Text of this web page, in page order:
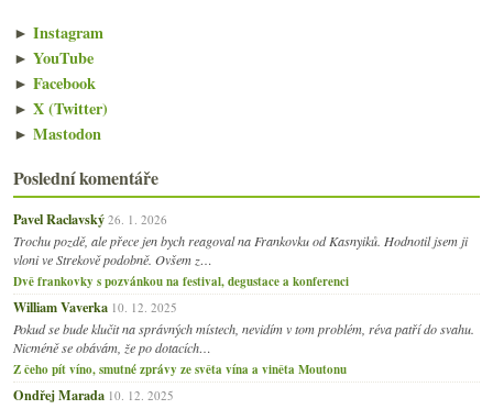
► Instagram
► YouTube
► Facebook
► X (Twitter)
► Mastodon
Poslední komentáře
Pavel Raclavský 26. 1. 2026
Trochu pozdě, ale přece jen bych reagoval na Frankovku od Kasnyiků. Hodnotil jsem ji
vloni ve Strekově podobně. Ovšem z…
Dvě frankovky s pozvánkou na festival, degustace a konferenci
William Vaverka 10. 12. 2025
Pokud se bude klučit na správných místech, nevidím v tom problém, réva patří do svahu.
Nicméně se obávám, že po dotacích…
Z čeho pít víno, smutné zprávy ze světa vína a viněta Moutonu
Ondřej Marada 10. 12. 2025